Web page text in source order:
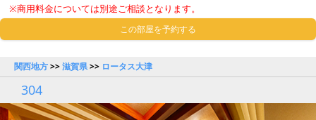
※商用料金については別途ご相談となります。
この部屋を予約する
関西地方>>滋賀県>> ロータス大津
304